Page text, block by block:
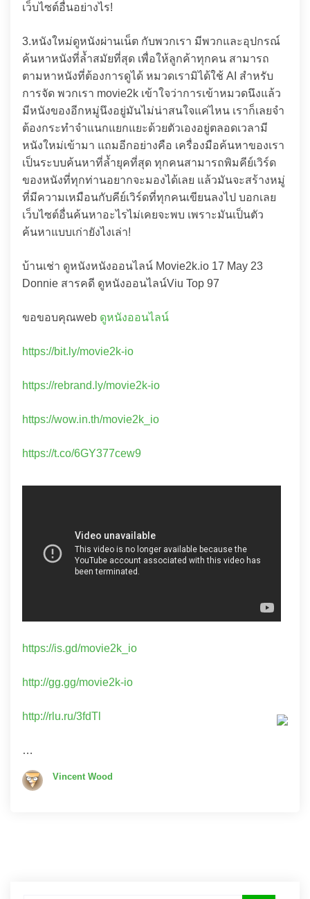
เว็บไซต์อื่นอย่างไร!
3.หนังใหม่ดูหนังผ่านเน็ต กับพวกเรา มีพวกและอุปกรณ์
ค้นหาหนังที่ล้ำสมัยที่สุด เพื่อให้ลูกค้าทุกคน สามารถ
ตามหาหนังที่ต้องการดูได้ หมวดเรามิได้ใช้ AI สำหรับ
การจัด พวกเรา movie2k เข้าใจว่าการเข้าหมวดนึงแล้ว
มีหนังของอีกหมู่นึงอยู่มันไม่น่าสนใจแค่ไหน เราก็เลยจำ
ต้องกระทำจำแนกแยกแยะด้วยตัวเองอยู่ตลอดเวลามี
หนังใหม่เข้ามา แถมอีกอย่างคือ เครื่องมือค้นหาของเรา
เป็นระบบค้นหาที่ล้ำยุคที่สุด ทุกคนสามารถพิมคีย์เวิร์ด
ของหนังที่ทุกท่านอยากจะมองได้เลย แล้วมันจะสร้างหมู่
ที่มีความเหมือนกับคีย์เวิร์ดที่ทุกคนเขียนลงไป บอกเลย
เว็บไซต์อื่นค้นหาอะไรไม่เคยจะพบ เพราะมันเป็นตัว
ค้นหาแบบเก่ายังไงเล่า!
บ้านเช่า ดูหนังหนังออนไลน์ Movie2k.io 17 May 23
Donnie สารคดี ดูหนังออนไลน์Viu Top 97
ขอขอบคุณweb ดูหนังออนไลน์
https://bit.ly/movie2k-io
https://rebrand.ly/movie2k-io
https://wow.in.th/movie2k_io
https://t.co/6GY377cew9
https://is.gd/movie2k_io
http://gg.gg/movie2k-io
http://rlu.ru/3fdTl
…
Vincent Wood